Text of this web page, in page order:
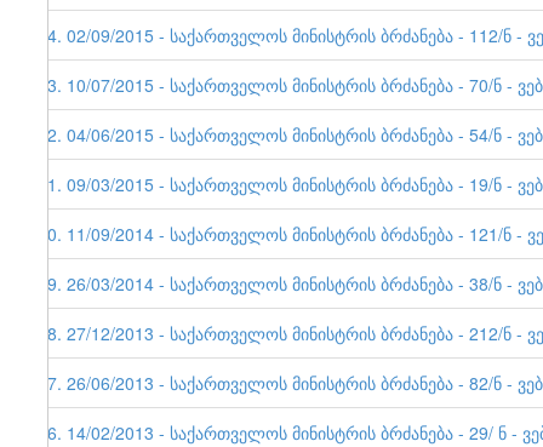
24. 02/09/2015 - საქართველოს მინისტრის ბრძანება - 112/ნ -
23. 10/07/2015 - საქართველოს მინისტრის ბრძანება - 70/ნ -
22. 04/06/2015 - საქართველოს მინისტრის ბრძანება - 54/ნ -
21. 09/03/2015 - საქართველოს მინისტრის ბრძანება - 19/ნ -
20. 11/09/2014 - საქართველოს მინისტრის ბრძანება - 121/ნ -
19. 26/03/2014 - საქართველოს მინისტრის ბრძანება - 38/ნ -
18. 27/12/2013 - საქართველოს მინისტრის ბრძანება - 212/ნ -
17. 26/06/2013 - საქართველოს მინისტრის ბრძანება - 82/ნ -
16. 14/02/2013 - საქართველოს მინისტრის ბრძანება - 29/ ნ -